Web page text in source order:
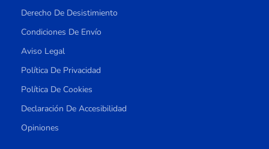
Derecho De Desistimiento
Condiciones De Envío
Aviso Legal
Política De Privacidad
Política De Cookies
Declaración De Accesibilidad
Opiniones